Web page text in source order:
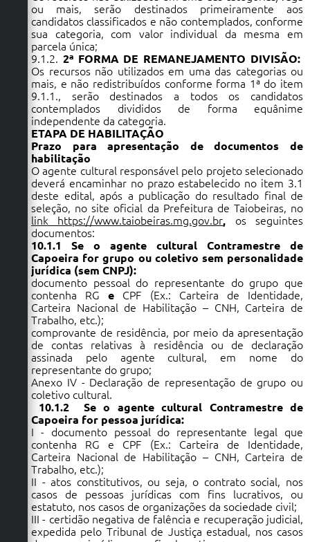
ou mais, serão destinados primeiramente aos
candidatos classificados e não contemplados, conforme
sua categoria, com valor individual da mesma em
parcela única;
9.1.2. 2ª FORMA DE REMANEJAMENTO DIVISÃO:
Os recursos não utilizados em uma das categorias ou
mais, e não redistribuídos conforme forma 1ª do item
9.1.1., serão destinados a todos os candidatos
contemplados divididos de forma equânime
independente da categoria.
ETAPA DE HABILITAÇÃO
Prazo para apresentação de documentos de
habilitação
O agente cultural responsável pelo projeto selecionado
deverá encaminhar no prazo estabelecido no item 3.1
deste edital, após a publicação do resultado final de
seleção, no site oficial da Prefeitura de Taiobeiras, no
link https://www.taiobeiras.mg.gov.br, os seguintes
documentos:
10.1.1 Se o agente cultural Contramestre de
Capoeira for grupo ou coletivo sem personalidade
jurídica (sem CNPJ):
documento pessoal do representante do grupo que
contenha RGe CPF (Ex.: Carteira de Identidade,
Carteira Nacional de Habilitação – CNH, Carteira de
Trabalho, etc.);
comprovante de residência, por meio da apresentação
de contas relativas à residência ou de declaração
assinada pelo agente cultural, em nome do
representante do grupo;
Anexo IV - Declaração de representação de grupo ou
coletivo cultural.
10.1.2 Se o agente cultural Contramestre de
Capoeira for pessoa jurídica:
I - documento pessoal do representante legal que
contenha RG e CPF (Ex.: Carteira de Identidade,
Carteira Nacional de Habilitação – CNH, Carteira de
Trabalho, etc.);
II - atos constitutivos, ou seja, o contrato social, nos
casos de pessoas jurídicas com fins lucrativos, ou
estatuto, nos casos de organizações da sociedade civil;
III - certidão negativa de falência e recuperação judicial,
expedida pelo Tribunal de Justiça estadual, nos casos